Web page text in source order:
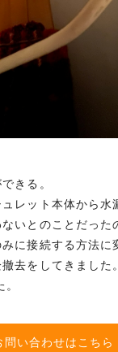
きる。
レット本体から水
いとのことだった
に接続する方法に
去をしてきました。
問い合わせはこちら